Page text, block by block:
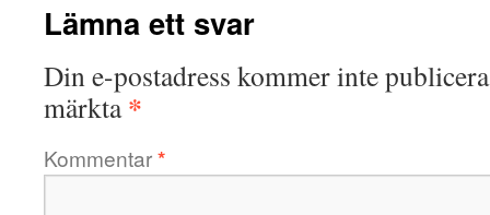
Lämna ett svar
Din e-postadress kommer inte
märkta*
Kommentar*